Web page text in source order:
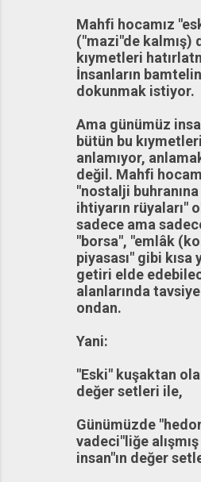
Mahfi hocamız
("mazi"de kalmış)
kıymetleri
İnsanların
dokunmak istiyor.
Ama günümüz
bütün bu
anlamıyor,
değil. Mahfi
"nostalji buhranına
ihtiyarın rüyaları"
sadece ama
"borsa", "emlâk
piyasası" gibi
getiri elde
alanlarında
ondan.
Yani:
"Eski" kuşaktan
değer setleri ile,
Günümüzde
vadeci"liğe
insan"ın değer